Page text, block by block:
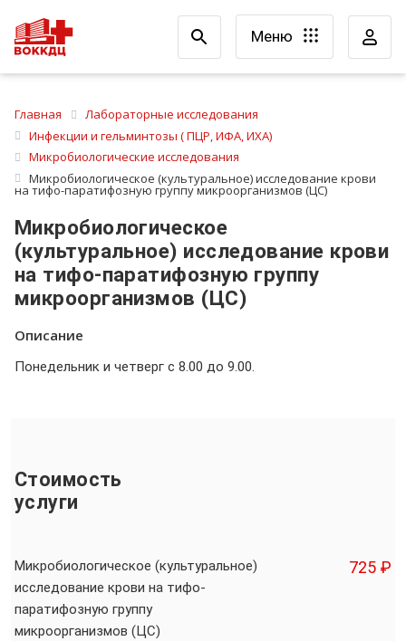
Меню
Главная
Лабораторные исследования
Инфекции и гельминтозы ( ПЦР, ИФА, ИХА)
Микробиологические исследования
Микробиологическое (культуральное) исследование крови
на тифо-паратифозную группу микроорганизмов (ЦС)
Микробиологическое
(культуральное) исследование крови
на тифо-паратифозную группу
микроорганизмов (ЦС)
Описание
Понедельник и четверг с 8.00 до 9.00.
Стоимость
услуги
Микробиологическое (культуральное)
исследование крови на тифо-
паратифозную группу
микроорганизмов (ЦС)
725 ₽